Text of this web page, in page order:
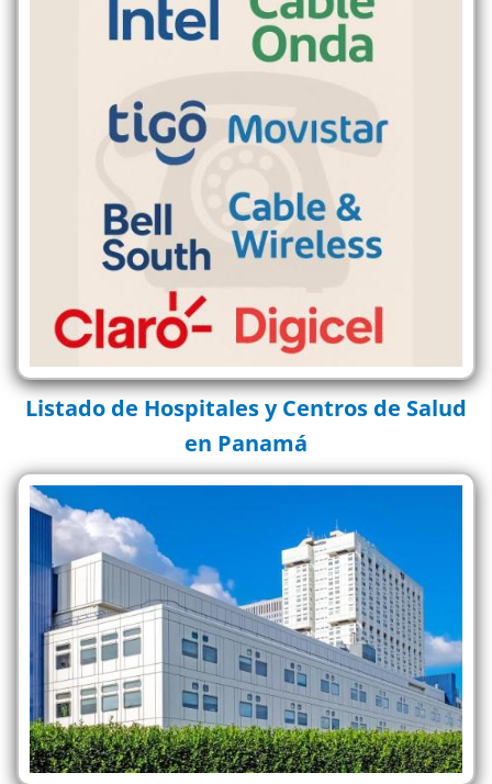
Listado de Hospitales y Centros de Salud
en Panamá